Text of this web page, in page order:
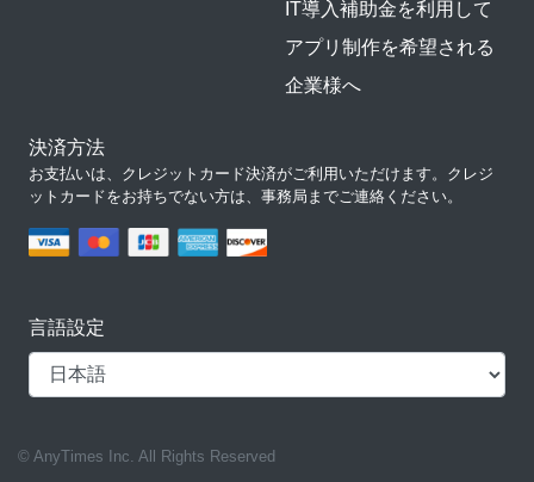
IT導入補助金を利用して
アプリ制作を希望される
企業様へ
決済方法
お支払いは、クレジットカード決済がご利用いただけます。クレジ
ットカードをお持ちでない方は、事務局までご連絡ください。
言語設定
© AnyTimes Inc. All Rights Reserved